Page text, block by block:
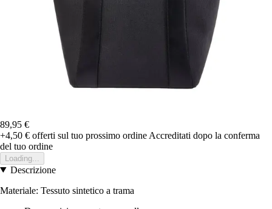
89,95 €
+4,50 € offerti sul tuo prossimo ordine Accreditati dopo la conferma
del tuo ordine
Loading...
Descrizione
Materiale: Tessuto sintetico a trama